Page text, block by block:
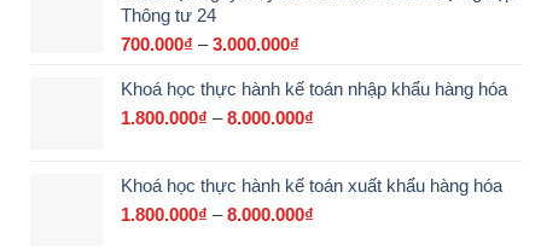
Thông tư 24
700.000₫ – 3.000.000₫
từ
700.000₫
Khoá học thực hành kế toán nhập khẩu hàng hóa
1.800.000₫ – 8.000.000₫
1.800.000₫
Khoá học thực hành kế toán xuất khẩu hàng hóa
1.800.000₫ – 8.000.000₫